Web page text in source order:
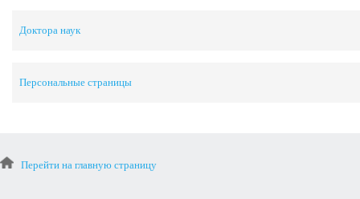
Доктора наук
Персональные страницы
Перейти на главную страницу